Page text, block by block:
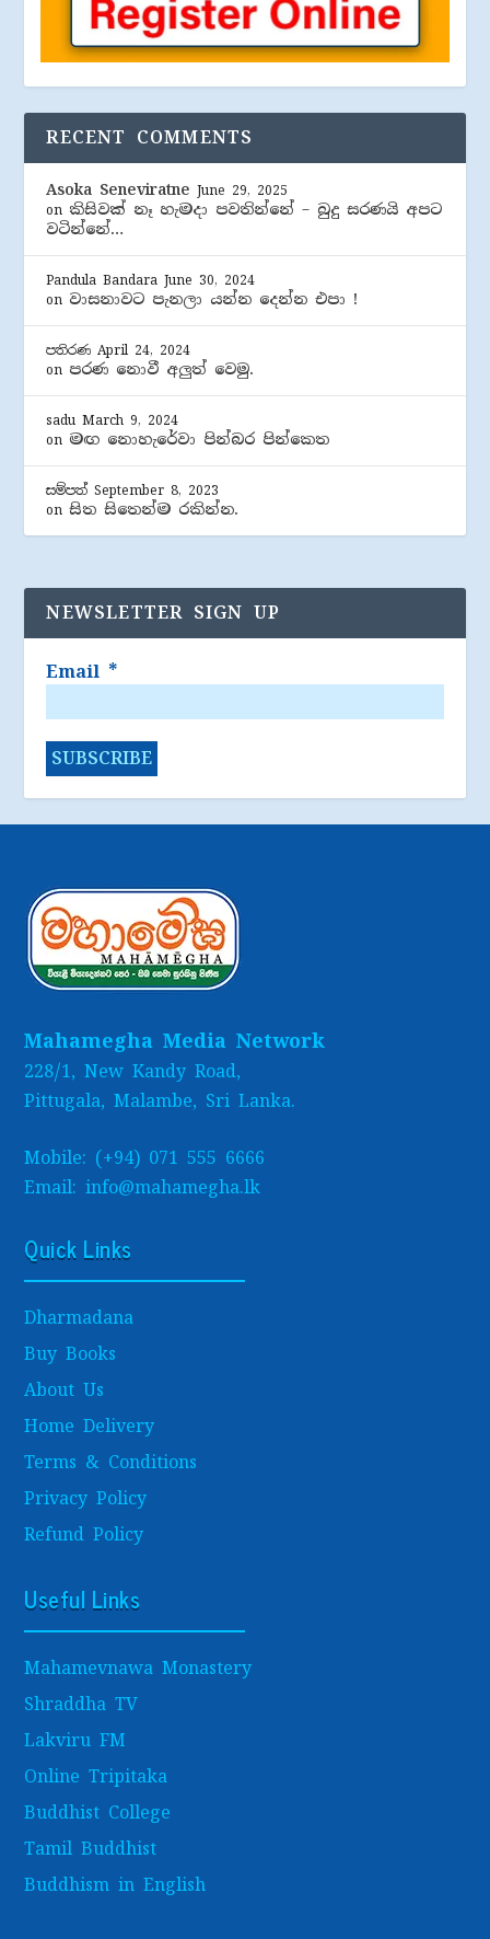
RECENT COMMENTS
Asoka Seneviratne June 29, 2025
on කිසිවක් නෑ හැමදා පවතින්නේ – බුදු සරණයි අපට
වටින්නේ…
Pandula Bandara June 30, 2024
on වාසනාවට පැනලා යන්න දෙන්න එපා !
පතිරණ April 24, 2024
on පරණ නොවී අලුත් වෙමු.
sadu March 9, 2024
on මඟ නොහැරේවා පින්බර පින්කෙත
සම්පත් September 8, 2023
onසිත සිතෙන්ම රකින්න.
NEWSLETTER SIGN UP
Email *
Mahamegha Media Network
228/1, New Kandy Road,
Pittugala, Malambe, Sri Lanka.
Mobile: (+94) 071 555 6666
Email: info@mahamegha.lk
Quick Links
Dharmadana
Buy Books
About Us
Home Delivery
Terms & Conditions
Privacy Policy
Refund Policy
Useful Links
Mahamevnawa Monastery
Shraddha TV
Lakviru FM
Online Tripitaka
Buddhist College
Tamil Buddhist
Buddhism in English